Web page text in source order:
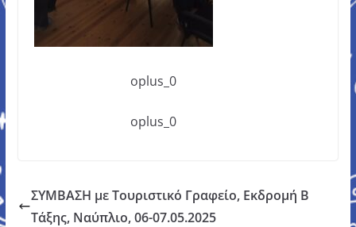
oplus_0
oplus_0
ΣΥΜΒΑΣΗ με Τουριστικό Γραφείο, Εκδρομή Β
Τάξης, Ναύπλιο, 06-07.05.2025